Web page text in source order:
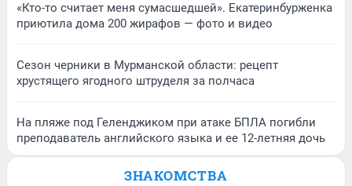
«Кто-то считает меня сумасшедшей». Екатеринбурженка
приютила дома 200 жирафов — фото и видео
Сезон черники в Мурманской области: рецепт
хрустящего ягодного штруделя за полчаса
На пляже под Геленджиком при атаке БПЛА погибли
преподаватель английского языка и ее 12-летняя дочь
ЗНАКОМСТВА